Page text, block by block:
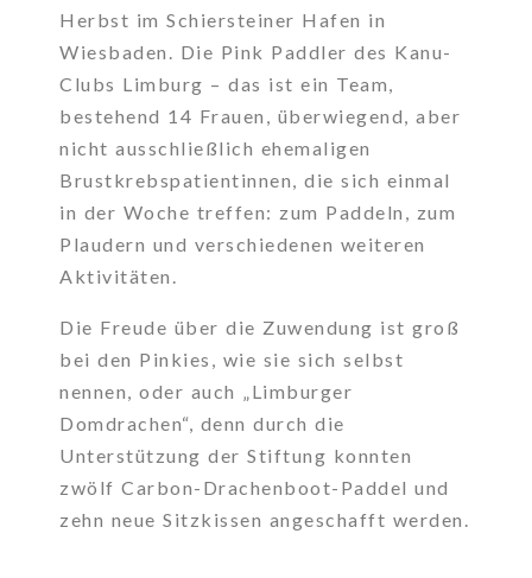
Herbst im Schiersteiner Hafen in
Wiesbaden. Die Pink Paddler des Kanu-
Clubs Limburg – das ist ein Team,
bestehend 14 Frauen, überwiegend, aber
nicht ausschließlich ehemaligen
Brustkrebspatientinnen, die sich einmal
in der Woche treffen: zum Paddeln, zum
Plaudern und verschiedenen weiteren
Aktivitäten.
Die Freude über die Zuwendung ist groß
bei den Pinkies, wie sie sich selbst
nennen, oder auch „Limburger
Domdrachen“, denn durch die
Unterstützung der Stiftung konnten
zwölf Carbon-Drachenboot-Paddel und
zehn neue Sitzkissen angeschafft werden.